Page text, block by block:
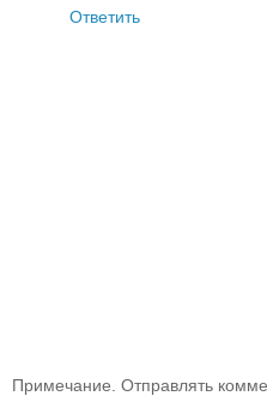
Ответить
Примечание. Отправлять